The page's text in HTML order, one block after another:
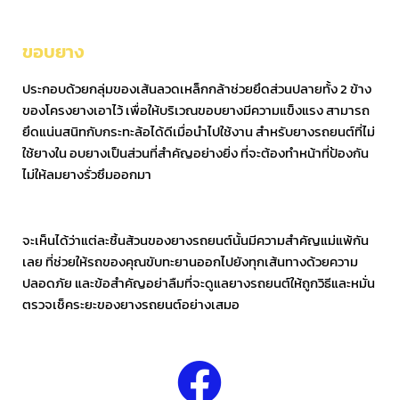
ขอบยาง
ประกอบด้วยกลุ่มของเส้นลวดเหล็กกล้าช่วยยึดส่วนปลายทั้ง 2 ข้าง
ของโครงยางเอาไว้ เพื่อให้บริเวณขอบยางมีความแข็งแรง สามารถ
ยึดแน่นสนิทกับกระทะล้อได้ดีเมื่อนำไปใช้งาน สำหรับยางรถยนต์ที่ไม่
ใช้ยางใน อบยางเป็นส่วนที่สำคัญอย่างยิ่ง ที่จะต้องทำหน้าที่ป้องกัน
ไม่ให้ลมยางรั่วซึมออกมา
จะเห็นได้ว่าแต่ละชิ้นส้วนของยางรถยนต์นั้นมีความสำคัญแม่แพ้กัน
เลย ที่ช่วยให้รถของคุณขับทะยานออกไปยังทุกเส้นทางด้วยความ
ปลอดภัย และข้อสำคัญอย่าลืมที่จะดูแลยางรถยนต์ให้ถูกวิธีและหมั่น
ตรวจเช็คระยะของยางรถยนต์อย่างเสมอ